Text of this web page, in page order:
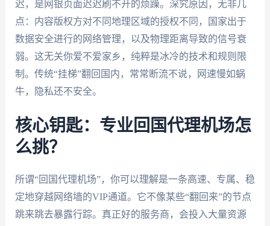
迟，是网银页面迟迟刷不开的烦躁。深究原因，无非几
点：内容版权方对不同地理区域的授权不同，国家出于
数据安全进行的网络管理，以及物理距离导致的信号衰
弱。这无关你爱不爱家乡，纯粹是冰冷的技术和规则限
制。传统“挂梯”翻回国内，常常断流不说，网速慢如蜗
牛，隐私还不安全。
核心钥匙：专业回国代理机场怎
么挑？
所谓“回国代理机场”，你可以理解是一条高速、专属、稳
定地穿越网络墙的VIP通道。它不像某些“翻回来”的节点
跳来跳去暴露行踪。真正好的服务商，会投入大量资源